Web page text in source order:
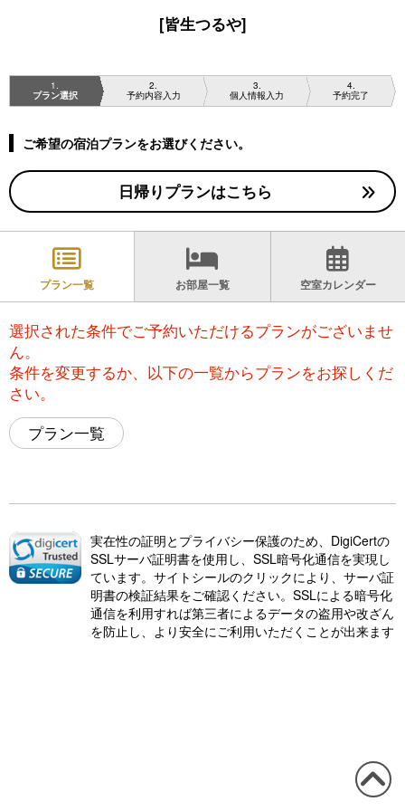
[皆生つるや]
1
プラン選択
2
予約内容入力
3
個人情報入力
4
予約完了
ご希望の宿泊プランをお選びください。
日帰りプランはこちら
プラン一覧 お部屋一覧 空室カレンダー
選択された条件でご予約いただけるプランがございませ
ん。
条件を変更するか、以下の一覧からプランをお探しくだ
さい。
プラン一覧
実在性の証明とプライバシー保護のため、DigiCertの
SSLサーバ証明書を使用し、SSL暗号化通信を実現し
ています。サイトシールのクリックにより、サーバ証
明書の検証結果をご確認ください。SSLによる暗号化
通信を利用すれば第三者によるデータの盗用や改ざん
を防止し、より安全にご利用いただくことが出来ます